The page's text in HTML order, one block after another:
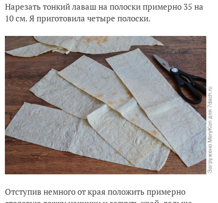
Нарезать тонкий лаваш на полоски примерно 35 на
10 см. Я приготовила четыре полоски.
Отступив немного от края положить примерно